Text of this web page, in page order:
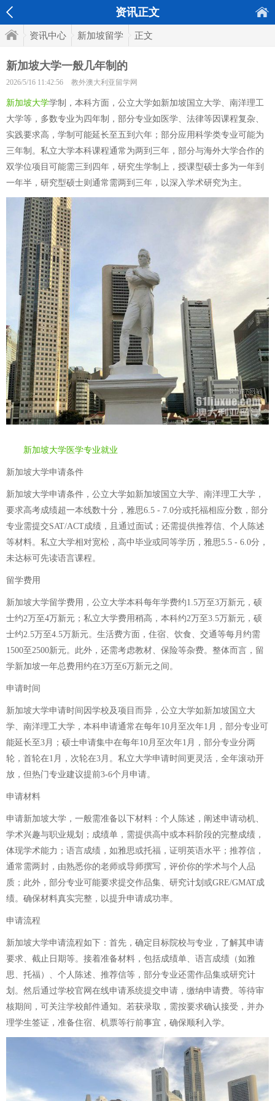
资讯正文
资讯中心 新加坡留学 正文
新加坡大学一般几年制的
2026/5/16 11:42:56 教外澳大利亚留学网
新加坡大学学制，本科方面，公立大学如新加坡国立大学、南洋理工
大学等，多数专业为四年制，部分专业如医学、法律等因课程复杂、
实践要求高，学制可能延长至五到六年；部分应用科学类专业可能为
三年制。私立大学本科课程通常为两到三年，部分与海外大学合作的
双学位项目可能需三到四年，研究生学制上，授课型硕士多为一年到
一年半，研究型硕士则通常需两到三年，以深入学术研究为主。
新加坡大学医学专业就业
新加坡大学申请条件
新加坡大学申请条件，公立大学如新加坡国立大学、南洋理工大学，
要求高考成绩超一本线数十分，雅思6.5 - 7.0分或托福相应分数，部分
专业需提交SAT/ACT成绩，且通过面试；还需提供推荐信、个人陈述
等材料。私立大学相对宽松，高中毕业或同等学历，雅思5.5 - 6.0分，
未达标可先读语言课程。
留学费用
新加坡大学留学费用，公立大学本科每年学费约1.5万至3万新元，硕
士约2万至4万新元；私立大学费用稍高，本科约2万至3.5万新元，硕
士约2.5万至4.5万新元。生活费方面，住宿、饮食、交通等每月约需
1500至2500新元。此外，还需考虑教材、保险等杂费。整体而言，留
学新加坡一年总费用约在3万至6万新元之间。
申请时间
新加坡大学申请时间因学校及项目而异，公立大学如新加坡国立大
学、南洋理工大学，本科申请通常在每年10月至次年1月，部分专业可
能延长至3月；硕士申请集中在每年10月至次年1月，部分专业分两
轮，首轮在1月，次轮在3月。私立大学申请时间更灵活，全年滚动开
放，但热门专业建议提前3-6个月申请。
申请材料
申请新加坡大学，一般需准备以下材料：个人陈述，阐述申请动机、
学术兴趣与职业规划；成绩单，需提供高中或本科阶段的完整成绩，
体现学术能力；语言成绩，如雅思或托福，证明英语水平；推荐信，
通常需两封，由熟悉你的老师或导师撰写，评价你的学术与个人品
质；此外，部分专业可能要求提交作品集、研究计划或GRE/GMAT成
绩。确保材料真实完整，以提升申请成功率。
申请流程
新加坡大学申请流程如下：首先，确定目标院校与专业，了解其申请
要求、截止日期等。接着准备材料，包括成绩单、语言成绩（如雅
思、托福）、个人陈述、推荐信等，部分专业还需作品集或研究计
划。然后通过学校官网在线申请系统提交申请，缴纳申请费。等待审
核期间，可关注学校邮件通知。若获录取，需按要求确认接受，并办
理学生签证，准备住宿、机票等行前事宜，确保顺利入学。